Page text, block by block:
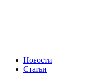
Новости
Статьи